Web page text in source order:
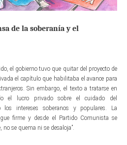
de la soberanía y el
el gobierno tuvo que quitar del proyecto de
el capítulo que habilitaba el avance para
Sin embargo, el texto a tratarse en
el lucro privado sobre el cuidado del
los intereses soberanos y populares. La
firme y desde el Partido Comunista se
no se quema ni se desaloja”.